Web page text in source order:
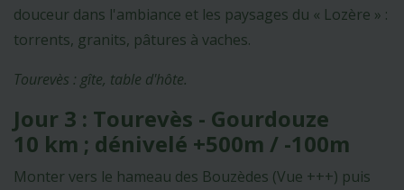
douceur dans l'ambiance et les paysages du « Lozère » :
torrents, granits, pâtures à vaches.
Tourevès : gîte, table d'hôte.
Jour 3 : Tourevès - Gourdouze
10 km ; dénivelé +500m / -100m
Monter vers le hameau des Bouzèdes (Vue +++) puis